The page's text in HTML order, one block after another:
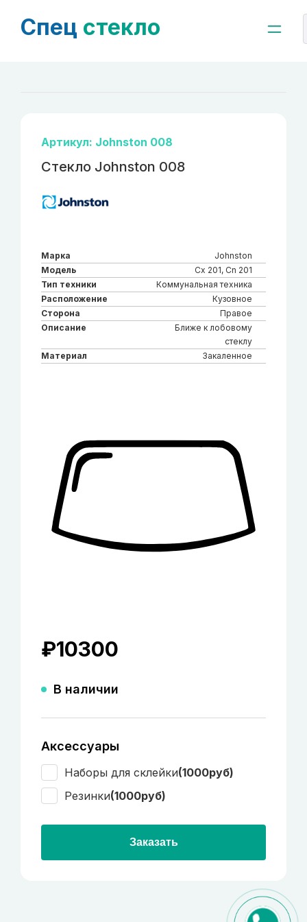
Спец стекло
Артикул: Johnston 008
Стекло Johnston 008
Марка
Johnston
Модель
Cx 201, Cn 201
Тип техники
Коммунальная техника
Расположение
Кузовное
Сторона
Правое
Описание
Ближе к лобовому
стеклу
Материал
Закаленное
₽10300
В наличии
Аксессуары
Наборы для склейки(1000руб)
Резинки(1000руб)
Заказать